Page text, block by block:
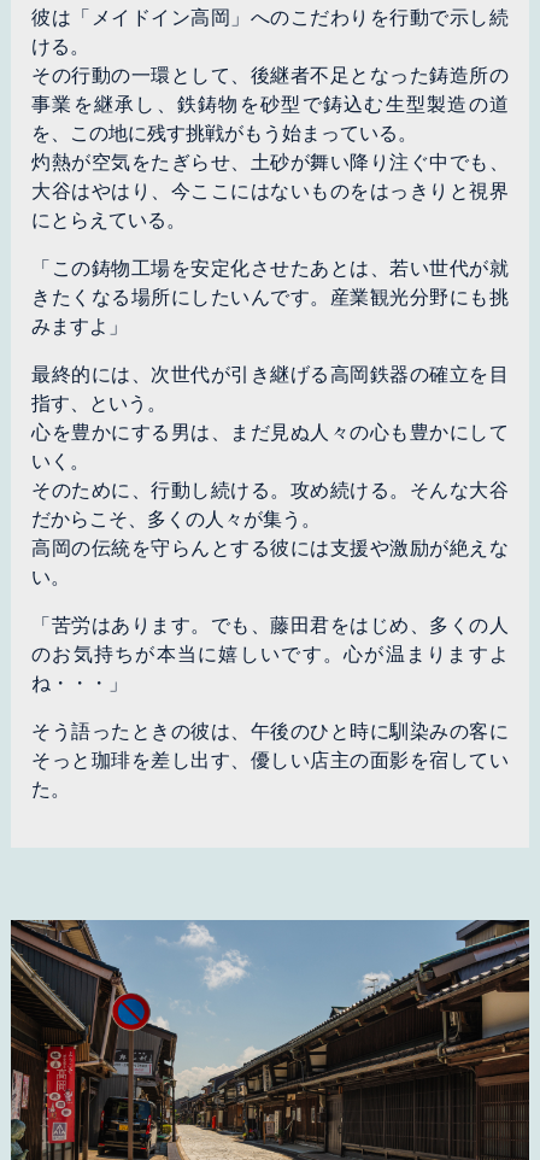
彼は「メイドイン高岡」へのこだわりを行動で示し続
ける。
その行動の一環として、後継者不足となった鋳造所の
事業を継承し、鉄鋳物を砂型で鋳込む生型製造の道
を、この地に残す挑戦がもう始まっている。
灼熱が空気をたぎらせ、土砂が舞い降り注ぐ中でも、
大谷はやはり、今ここにはないものをはっきりと視界
にとらえている。
「この鋳物工場を安定化させたあとは、若い世代が就
きたくなる場所にしたいんです。産業観光分野にも挑
みますよ」
最終的には、次世代が引き継げる高岡鉄器の確立を目
指す、という。
心を豊かにする男は、まだ見ぬ人々の心も豊かにして
いく。
そのために、行動し続ける。攻め続ける。そんな大谷
だからこそ、多くの人々が集う。
高岡の伝統を守らんとする彼には支援や激励が絶えな
い。
「苦労はあります。でも、藤田君をはじめ、多くの人
のお気持ちが本当に嬉しいです。心が温まりますよ
ね・・・」
そう語ったときの彼は、午後のひと時に馴染みの客に
そっと珈琲を差し出す、優しい店主の面影を宿してい
た。